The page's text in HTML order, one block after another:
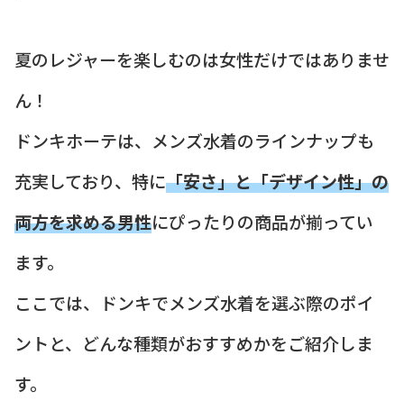
夏のレジャーを楽しむのは女性だけではありませ
ん！
ドンキホーテは、メンズ水着のラインナップも
充実しており、特に「安さ」と「デザイン性」の
両方を求める男性にぴったりの商品が揃ってい
ます。
ここでは、ドンキでメンズ水着を選ぶ際のポイ
ントと、どんな種類がおすすめかをご紹介しま
す。